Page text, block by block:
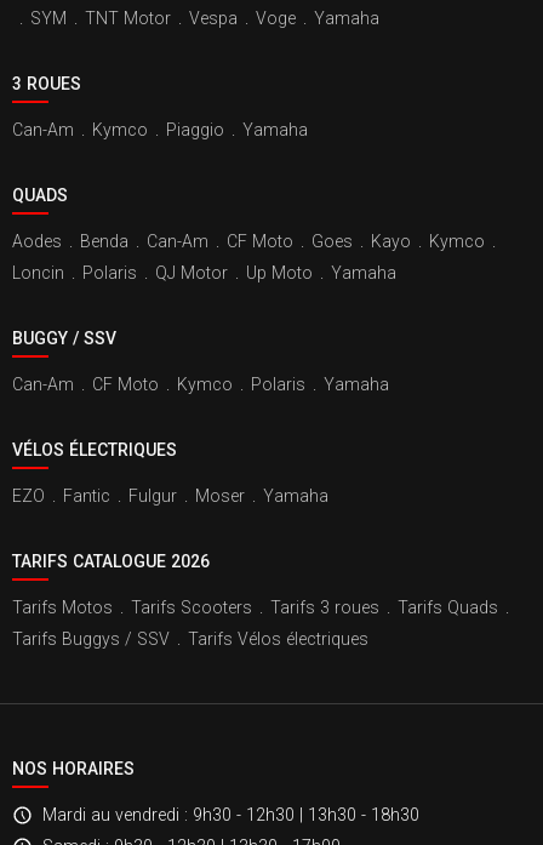
. SYM . TNT Motor . Vespa . Voge . Yamaha
3 ROUES
Can-Am . Kymco . Piaggio . Yamaha
QUADS
Aodes . Benda . Can-Am . CF Moto . Goes . Kayo . Kymco .
Loncin . Polaris . QJ Motor . Up Moto . Yamaha
BUGGY / SSV
Can-Am . CF Moto . Kymco . Polaris . Yamaha
VÉLOS ÉLECTRIQUES
EZO . Fantic . Fulgur . Moser . Yamaha
TARIFS CATALOGUE 2026
Tarifs Motos . Tarifs Scooters . Tarifs 3 roues . Tarifs Quads .
Tarifs Buggys / SSV . Tarifs Vélos électriques
NOS HORAIRES
Mardi au vendredi : 9h30 - 12h30 | 13h30 - 18h30